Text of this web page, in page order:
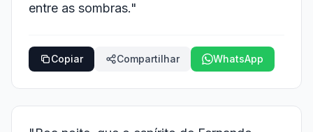
entre as sombras."
Copiar Compartilhar WhatsApp